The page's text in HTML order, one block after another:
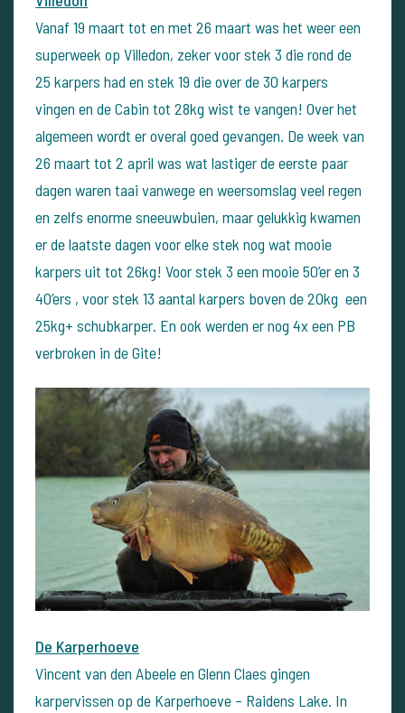
Vanaf 19 maart tot en met 26 maart was het weer een
superweek op Villedon, zeker voor stek 3 die rond de
25 karpers had en stek 19 die over de 30 karpers
vingen en de Cabin tot 28kg wist te vangen! Over het
algemeen wordt er overal goed gevangen. De week van
26 maart tot 2 april was wat lastiger de eerste paar
dagen waren taai vanwege en weersomslag veel regen
en zelfs enorme sneeuwbuien, maar gelukkig kwamen
er de laatste dagen voor elke stek nog wat mooie
karpers uit tot 26kg! Voor stek 3 een mooie 50’er en 3
40’ers , voor stek 13 aantal karpers boven de 20kg een
25kg+ schubkarper. En ook werden er nog 4x een PB
verbroken in de Gite!
De Karperhoeve
Vincent van den Abeele en Glenn Claes gingen
karpervissen op de Karperhoeve – Raidens Lake. In